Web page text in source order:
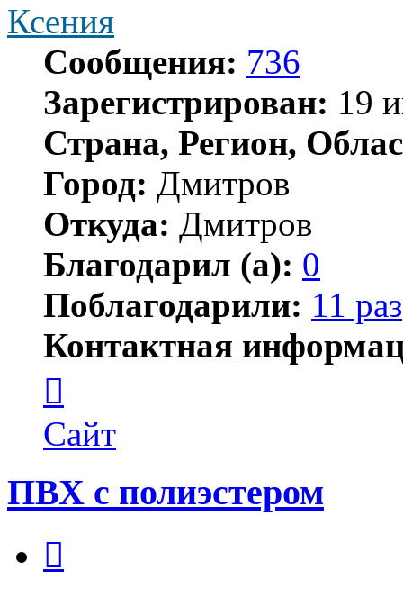
Ксения
Сообщения: 736
Зарегистрирован: 19
Страна, Регион,
Город: Дмитров
Откуда: Дмитров
Благодарил (а): 0
Поблагодарили: 11 раз
Контактная
пользователя
Ксения
Сайт
ПВХ с полиэстером